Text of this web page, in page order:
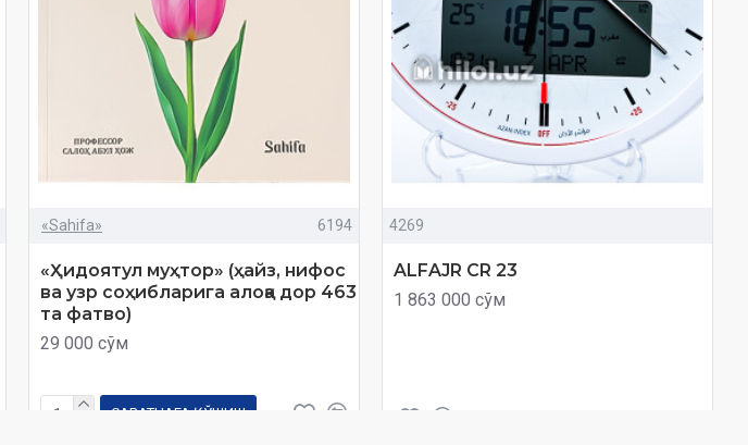
«Sahifa» 6194
«Ҳидоятул муҳтор» (ҳайз, нифос
ва узр соҳибларига алоқа дор 463
та фатво)
29 000 сўм
САВАТЧАГА ҚЎШИШ
4269
ALFAJR CR 23
1 863 000 сўм